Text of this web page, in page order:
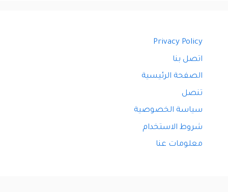
Privacy Policy
اتصل بنا
الصفحة الرئيسية
تنصل
سياسة الخصوصية
شروط الاستخدام
معلومات عنا